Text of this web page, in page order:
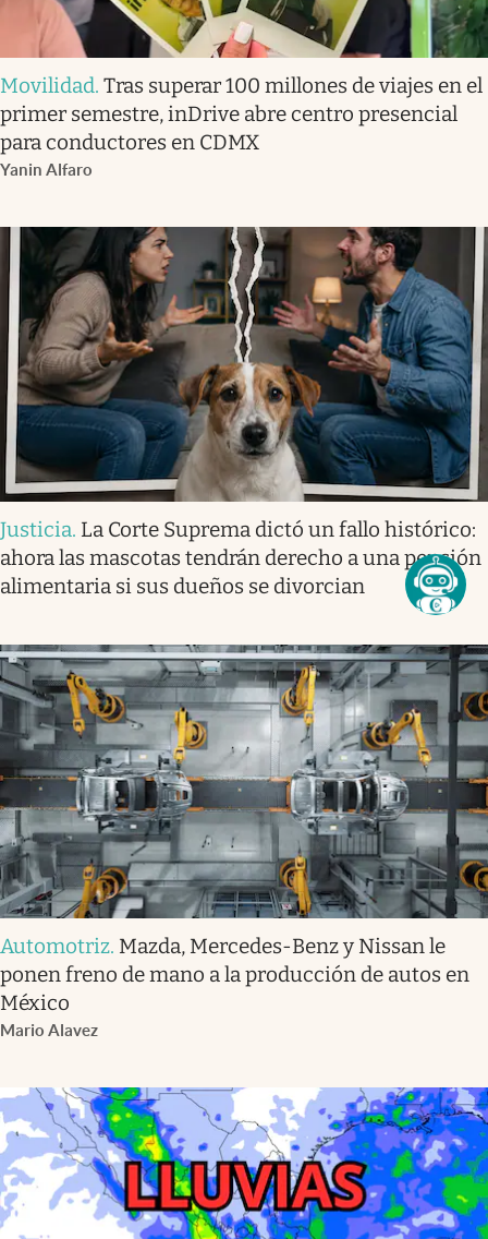
Movilidad. Tras superar 100 millones de viajes en el
primer semestre, inDrive abre centro presencial
para conductores en CDMX
Yanin Alfaro
Justicia. La Corte Suprema dictó un fallo histórico:
ahora las mascotas tendrán derecho a una pensión
alimentaria si sus dueños se divorcian
Automotriz. Mazda, Mercedes-Benz y Nissan le
ponen freno de mano a la producción de autos en
México
Mario Alavez